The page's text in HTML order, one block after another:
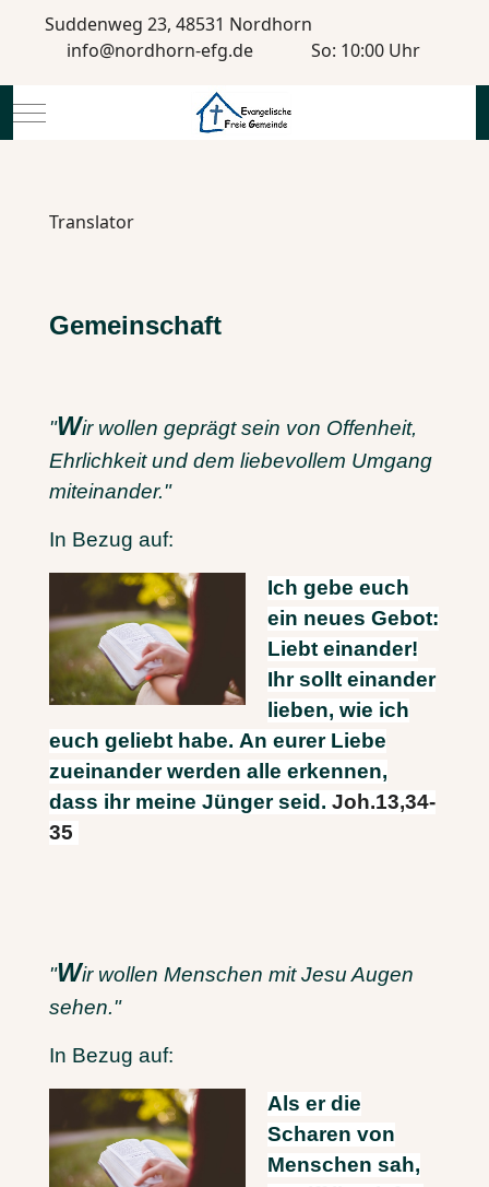
Suddenweg 23, 48531 Nordhorn
info@nordhorn-efg.de
So: 10:00 Uhr
Mobile Menu Toggle
Translator
Gemeinschaft
"Wir wollen geprägt sein von Offenheit,
Ehrlichkeit und dem liebevollem Umgang
miteinander."
In Bezug auf:
Ich gebe euch
ein neues Gebot:
Liebt einander!
Ihr sollt einander
lieben, wie ich
euch geliebt habe. An eurer Liebe
zueinander werden alle erkennen,
dass ihr meine Jünger seid.Joh.13,34-
35
"Wir wollen Menschen mit Jesu Augen
sehen."
In Bezug auf:
Als er die
Scharen von
Menschen sah,